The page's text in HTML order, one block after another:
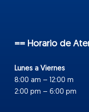
== Horario de
Lunes a Viernes
8:00 am – 12:00 m
2:00 pm – 6:00 pm